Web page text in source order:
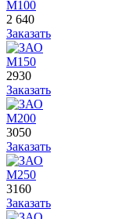
М100
2 640
Заказать
М150
2930
Заказать
М200
3050
Заказать
М250
3160
Заказать